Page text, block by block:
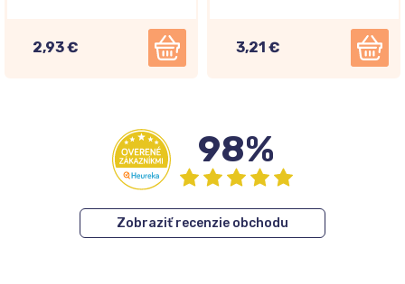
2,93 € 3,21 €
98%
Zobraziť recenzie obchodu